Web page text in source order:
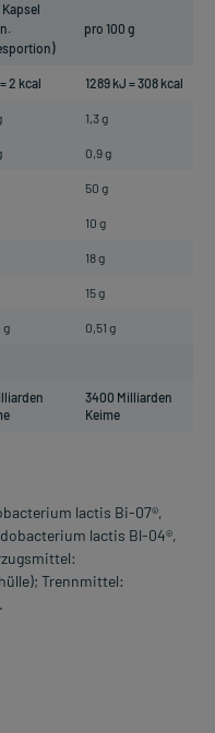
Kapsel
pro 100 g
2 kcal 1289 kJ = 308 kcal
1,3 g
0,9 g
50 g
10 g
18 g
15 g
g 0,51 g
3400 Milliarden
Keime
lactis Bi-07®,
lactis Bl-04®,
Trennmittel: